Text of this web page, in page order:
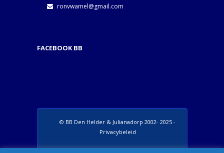
ronvwamel@gmail.com
FACEBOOK BB
© BB Den Helder & Julianadorp 2002- 2025 -
Privacybeleid